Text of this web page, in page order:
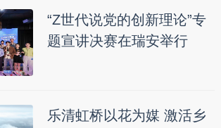
“Z世代说党的创新理论”专
题宣讲决赛在瑞安举行
乐清虹桥以花为媒 激活乡